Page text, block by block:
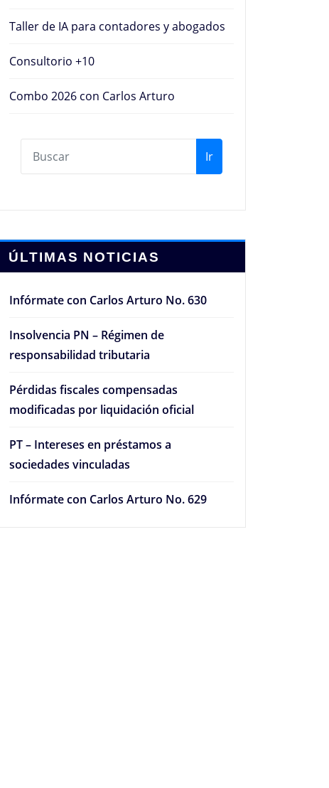
Taller de IA para contadores y abogados
Consultorio +10
Combo 2026 con Carlos Arturo
Ir
ÚLTIMAS NOTICIAS
Infórmate con Carlos Arturo No. 630
Insolvencia PN – Régimen de
responsabilidad tributaria
Pérdidas fiscales compensadas
modificadas por liquidación oficial
PT – Intereses en préstamos a
sociedades vinculadas
Infórmate con Carlos Arturo No. 629